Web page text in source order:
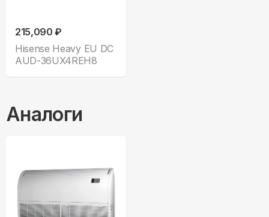
215,090 ₽
Hisense Heavy EU DC
AUD-36UX4REH8
Аналоги